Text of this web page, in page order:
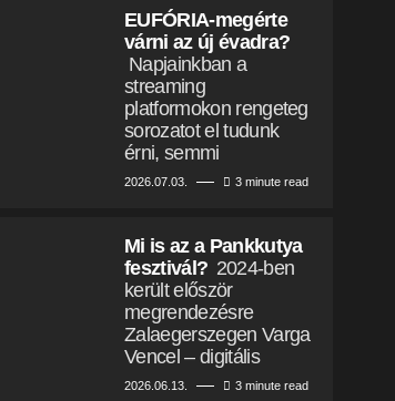
EUFÓRIA-megérte
várni az új évadra?
Napjainkban a
streaming
platformokon rengeteg
sorozatot el tudunk
érni, semmi
2026.07.03. 3 minute read
Mi is az a Pankkutya
fesztivál? 2024-ben
került először
megrendezésre
Zalaegerszegen Varga
Vencel – digitális
2026.06.13. 3 minute read